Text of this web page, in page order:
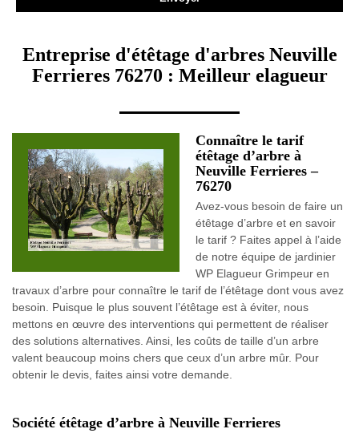
Entreprise d'étêtage d'arbres Neuville
Ferrieres 76270 : Meilleur elagueur
Connaître le tarif
étêtage d’arbre à
Neuville Ferrieres –
76270
Avez-vous besoin de faire un
étêtage d’arbre et en savoir
le tarif ? Faites appel à l’aide
de notre équipe de jardinier
WP Elagueur Grimpeur en
travaux d’arbre pour connaître le tarif de l’étêtage dont vous avez
besoin. Puisque le plus souvent l’étêtage est à éviter, nous
mettons en œuvre des interventions qui permettent de réaliser
des solutions alternatives. Ainsi, les coûts de taille d’un arbre
valent beaucoup moins chers que ceux d’un arbre mûr. Pour
obtenir le devis, faites ainsi votre demande.
Société étêtage d’arbre à Neuville Ferrieres